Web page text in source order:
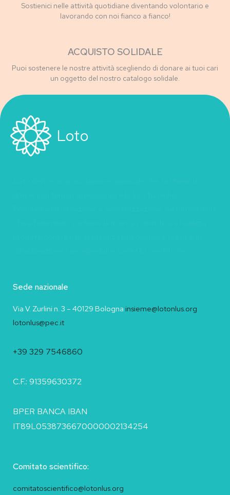
Sostienici nelle attività quotidiane diventando volontario e
lavorando con noi fianco a fianco!
ACQUISTO SOLIDALE
Puoi sostenere le nostre attività scegliendo di donare ai tuoi cari
un oggetto del nostro catalogo solidale.
Loto
Sede nazionale
Via V. Zurlini n. 3 – 40129 Bologna insieme@lotonlus.org
lotonlus@pec.it
+39 329 7546860
C.F.: 91359630372
BPER BANCA IBAN
IT89L0538736670000002134254
Comitato scientifico:
comitatoscientifico@lotonlus.org